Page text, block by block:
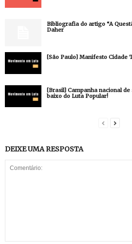
Bibliografia do artigo “A
Daher
[São Paulo] Manifesto Cidade
[Brasil] Campanha nacional
baixo do Luta Popular!
DEIXE UMA RESPOSTA